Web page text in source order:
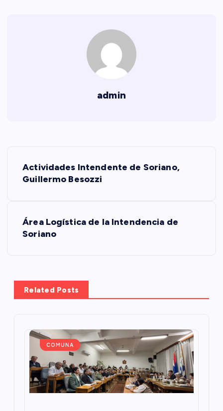
admin
a
c
Actividades Intendente de Soriano,
Guillermo Besozzi
Área Logística de la Intendencia de
Soriano
Related Posts
COMUNA